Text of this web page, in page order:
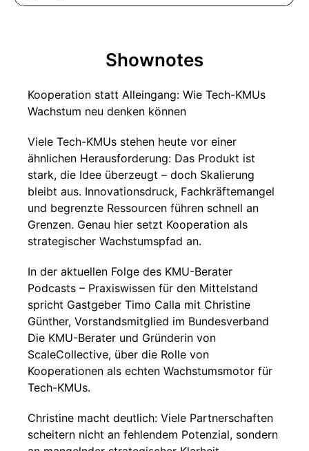
Shownotes
Kooperation statt Alleingang: Wie Tech-KMUs
Wachstum neu denken können
Viele Tech-KMUs stehen heute vor einer
ähnlichen Herausforderung: Das Produkt ist
stark, die Idee überzeugt – doch Skalierung
bleibt aus. Innovationsdruck, Fachkräftemangel
und begrenzte Ressourcen führen schnell an
Grenzen. Genau hier setzt Kooperation als
strategischer Wachstumspfad an.
In der aktuellen Folge des KMU-Berater
Podcasts – Praxiswissen für den Mittelstand
spricht Gastgeber Timo Calla mit Christine
Günther, Vorstandsmitglied im Bundesverband
Die KMU-Berater und Gründerin von
ScaleCollective, über die Rolle von
Kooperationen als echten Wachstumsmotor für
Tech-KMUs.
Christine macht deutlich: Viele Partnerschaften
scheitern nicht an fehlendem Potenzial, sondern